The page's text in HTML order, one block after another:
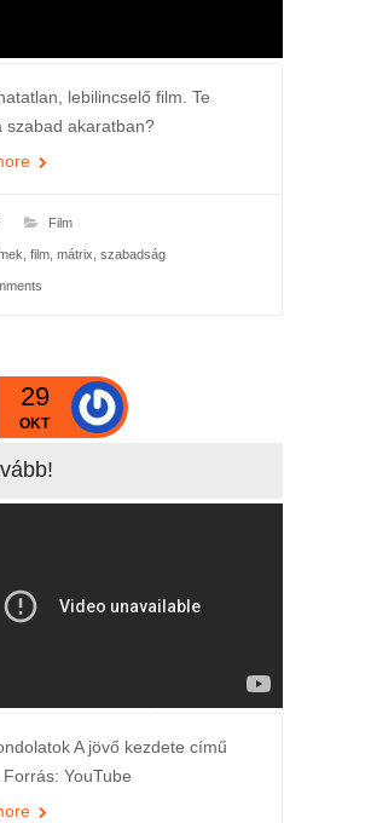
lebilincselő film. Te
szabad akaratban?
Film
film, mátrix szabadság
29
OKT
A jövő kezdete című
YouTube